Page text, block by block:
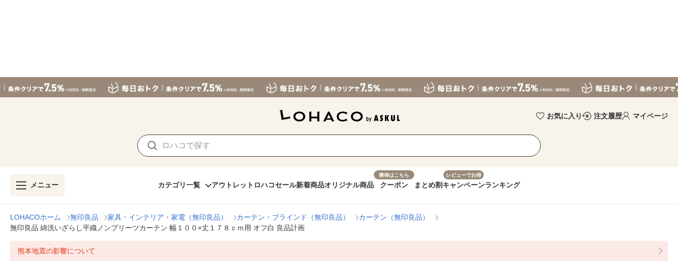
お気に入り 注文履歴 マイページ
メニュー カテゴリ一覧 アウトレット ロハコセール新着商品オリジナル商品
獲得はこちら
クーポン まとめ割
レビューでお得
キャンペーンランキング
LOHACOホーム 無印良品 家具・インテリア・家電（無印良品） カーテン・ブラインド（無印良品）
カーテン（無印良品）
無印良品 綿洗いざらし平織ノンプリーツカーテン 幅１００×丈１７８ｃｍ用 オフ白 良品計画
熊本地震の影響について